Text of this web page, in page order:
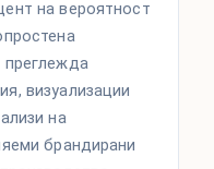
на вероятност
преглежда
визуализации
на
брандирани